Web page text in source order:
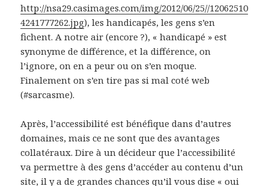
http://nsa29.casimages.com/img/2012/06/25//12062510
4241777262.jpg), les handicapés, les gens s’en
fichent. A notre air (encore ?), « handicapé » est
synonyme de différence, et la différence, on
l’ignore, on en a peur ou on s’en moque.
Finalement on s’en tire pas si mal coté web
(#sarcasme).
Après, l’accessibilité est bénéfique dans d’autres
domaines, mais ce ne sont que des avantages
collatéraux. Dire à un décideur que l’accessibilité
va permettre à des gens d’accéder au contenu d’un
site, il y a de grandes chances qu’il vous dise « oui